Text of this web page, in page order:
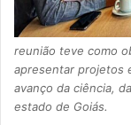
reunião teve como
apresentar projetos
avanço da ciência,
estado de Goiás.